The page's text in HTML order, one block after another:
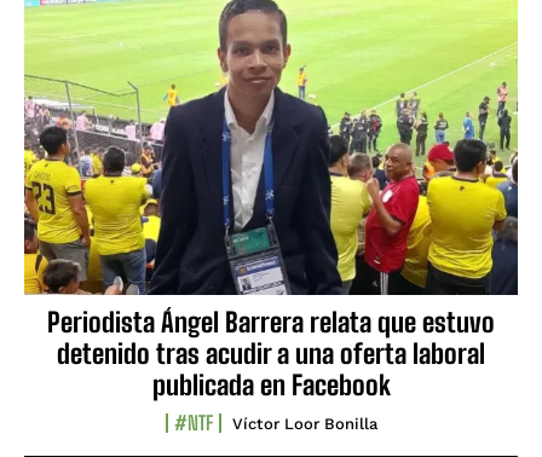
Periodista Ángel Barrera relata que estuvo
detenido tras acudir a una oferta laboral
publicada en Facebook
#NTF Víctor Loor Bonilla